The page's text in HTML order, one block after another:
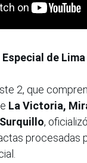
de
2, que
La Victoria,
,
procesadas